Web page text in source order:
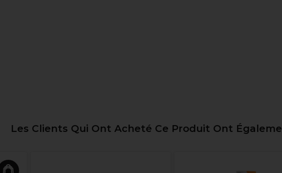
Les Clients Qui Ont Acheté Ce Produit Ont